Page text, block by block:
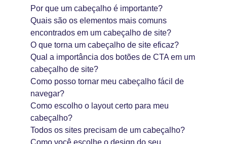
Por que um cabeçalho é importante?
Quais são os elementos mais comuns
encontrados em um cabeçalho de site?
O que torna um cabeçalho de site eficaz?
Qual a importância dos botões de CTA em um
cabeçalho de site?
Como posso tornar meu cabeçalho fácil de
navegar?
Como escolho o layout certo para meu
cabeçalho?
Todos os sites precisam de um cabeçalho?
Como você escolhe o design do seu